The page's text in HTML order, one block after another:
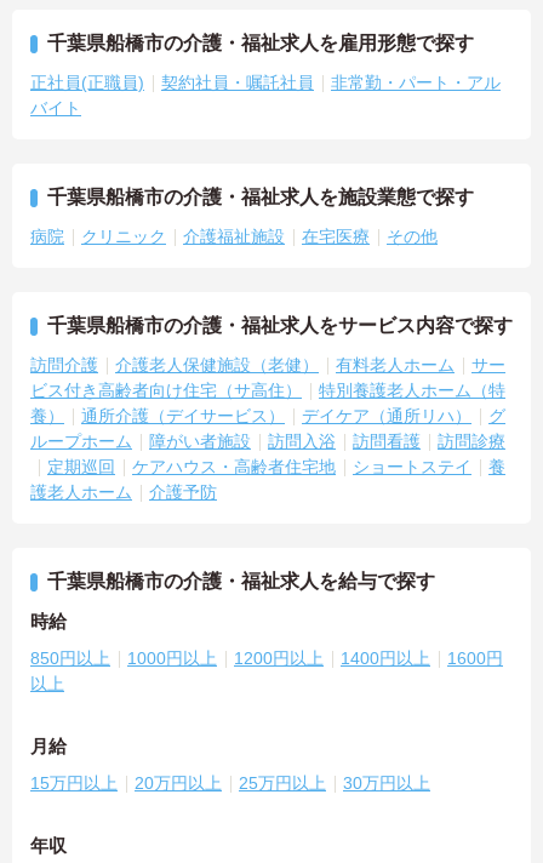
千葉県船橋市の介護・福祉求人を雇用形態で探す
正社員(正職員) 契約社員・嘱託社員
非常勤・パート・アル
バイト
千葉県船橋市の介護・福祉求人を施設業態で探す
病院 クリニック 介護福祉施設 在宅医療 その他
千葉県船橋市の介護・福祉求人をサービス内容で探す
訪問介護 介護老人保健施設（老健） 有料老人ホーム
サー
ビス付き高齢者向け住宅（サ高住）
特別養護老人ホーム（特
養）
通所介護（デイサービス） デイケア（通所リハ）
グ
ループホーム
障がい者施設 訪問入浴 訪問看護
訪問診療
定期巡回
ケアハウス・高齢者住宅地 ショートステイ
養
護老人ホーム
介護予防
千葉県船橋市の介護・福祉求人を給与で探す
時給
850円以上 1000円以上 1200円以上 1400円以上
1600円
以上
月給
15万円以上 20万円以上 25万円以上 30万円以上
年収